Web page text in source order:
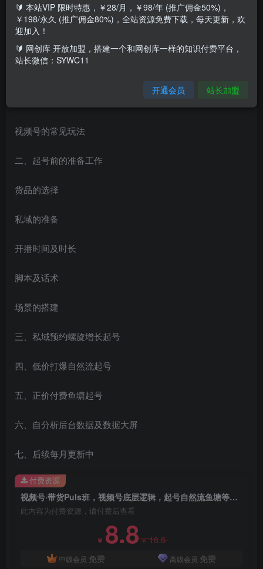
课程目录:
一、视频号的底层逻辑
视频号的常见玩法
二、起号前的准备工作
货品的选择
私域的准备
开播时间及时长
脚本及话术
场景的搭建
三、私域预约螺旋增长起号
四、低价打爆自然流起号
五、正价付费鱼塘起号
六、自分析后台数据及数据大屏
七、后续每月更新中
视频号·带货Puls班，视频号底层逻辑，起号自然流鱼塘等玩法
此内容为付费资源，请付费后查看
￥ 8.8￥18.8
中级会员 免费 高级会员 免费
付费资源
🔰 本站VIP 限时特惠，￥28/月，￥98/年 (推广佣金50%)，
￥198/永久 (推广佣金80%)，全站资源免费下载，每天更新，欢
迎加入！
🔰 网创库 开放加盟，搭建一个和网创库一样的知识付费平台，
站长微信：SYWC11
开通会员 站长加盟